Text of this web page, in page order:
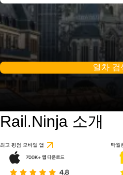
열차 검
Rail.Ninja 소개
최고 평점 모바일 앱 탁월